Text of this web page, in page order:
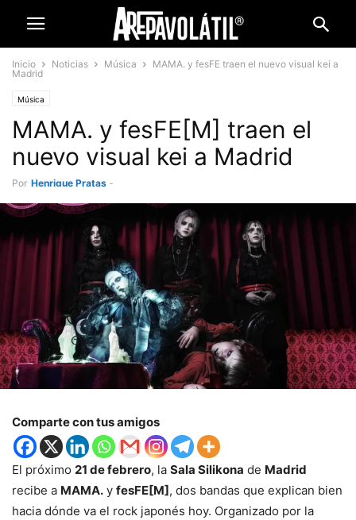
Inicio Noticias Música
MAMA. y fesFE traen el nuevo visual kei a
Madrid
Música
MAMA. y fesFE[M] traen el
nuevo visual kei a Madrid
Por Henrique Pratas -
Comparte con tus amigos
El próximo 21 de febrero, la Sala Silikona de Madrid
recibe a MAMA. y fesFE[M] , dos bandas que explican bien
hacia dónde va el rock japonés hoy. Organizado por la